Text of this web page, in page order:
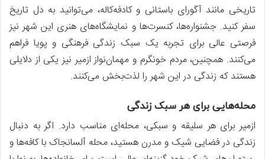
تاریخی مانند آگورای باستانی و کادفه‌کاله، می‌توانید به دل تاریخ
سفر کنید. جشنواره‌ها، کنسرت‌ها و نمایشگاه‌های هنری این شهر نیز
فرصتی عالی برای تجربه یک سبک زندگی فرهنگی و پویا فراهم
می‌کنند. همچنین، مردم خونگرم و مهمان‌نواز ازمیر نیز یکی از دلایلی
هستند که زندگی در این شهر را لذت‌بخش می‌کنند.
محله‌هایی برای هر سبک زندگی
ازمیر برای هر سلیقه و سبکی، محله‌ای مناسب دارد. اگر به دنبال
زندگی در فضایی شیک و مدرن هستید، محله آلسانجاک با کافه‌ها و